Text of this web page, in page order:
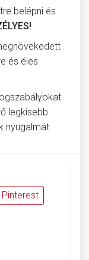
belépni és
és éles
legkisebb
nyugalmát.
Pinterest